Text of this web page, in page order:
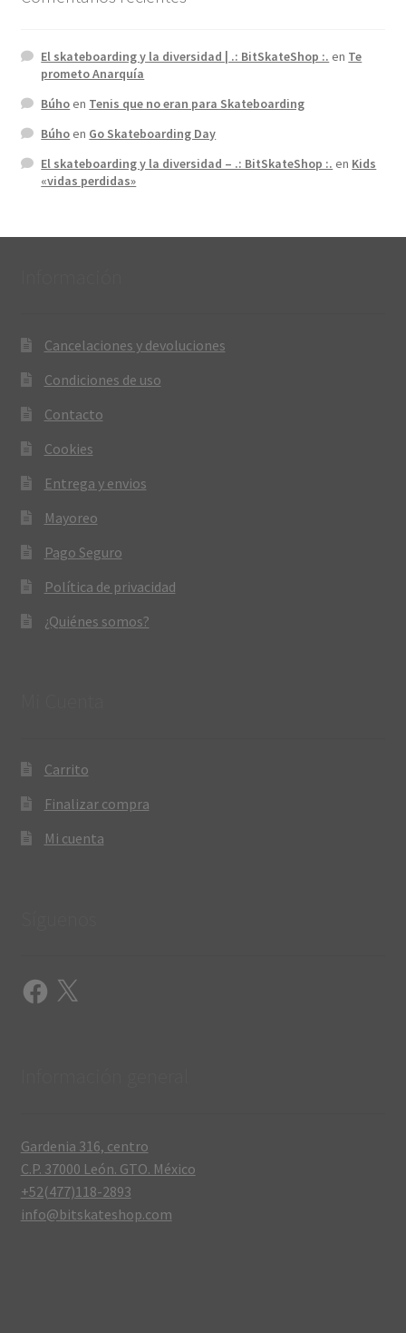
El skateboarding y la diversidad | .: BitSkateShop :. en Te
prometo Anarquía
Búhoen Tenis que no eran para Skateboarding
Búhoen Go Skateboarding Day
El skateboarding y la diversidad – .: BitSkateShop :. en Kids
«vidas perdidas»
Cancelaciones y devoluciones
Condiciones de uso
Contacto
Cookies
Entrega y envios
Mayoreo
Pago Seguro
Política de privacidad
¿Quiénes somos?
Carrito
Finalizar compra
Mi cuenta
Facebook
X
Gardenia 316, centro
C.P. 37000 León. GTO. México
+52(477)118-2893
info@bitskateshop.com